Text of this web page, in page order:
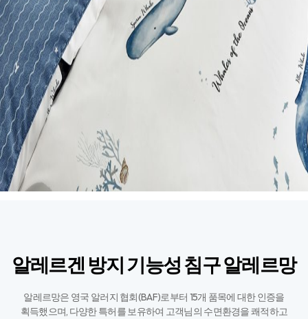
알레르겐 방지 기능성 침구 알레르망
알레르망은 영국 알러지 협회(BAF)로부터 15개 품목에 대한 인증을
획득했으며, 다양한 특허를 보유하여 고객님의 수면환경을 쾌적하고